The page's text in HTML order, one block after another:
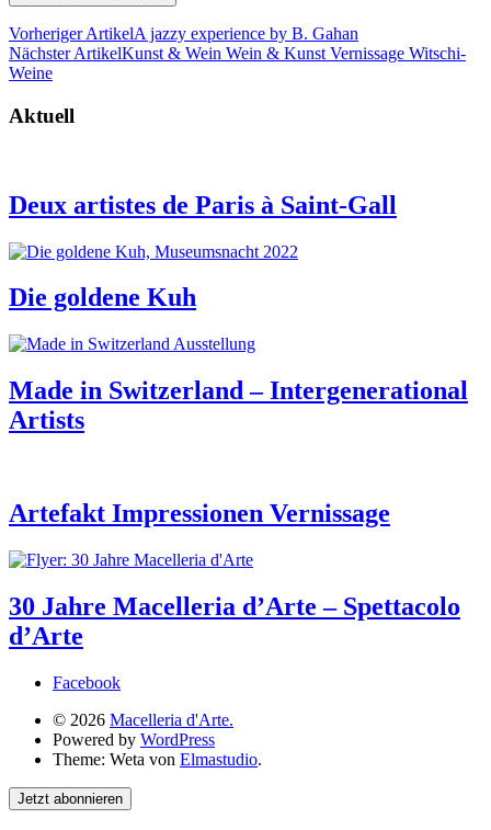
Vorheriger ArtikelA jazzy experience by B. Gahan
Nächster ArtikelKunst & Wein Wein & Kunst Vernissage Witschi-
Weine
Aktuell
Deux artistes de Paris à Saint-Gall
Die goldene Kuh
Made in Switzerland – Intergenerational
Artists
Artefakt Impressionen Vernissage
30 Jahre Macelleria d’Arte – Spettacolo
d’Arte
Facebook
© 2026 Macelleria d'Arte.
Powered by WordPress
Theme: Weta von Elmastudio.
Jetzt abonnieren